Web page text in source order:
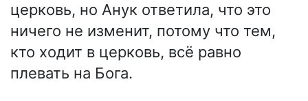
церковь, но Анук ответила, что это
ничего не изменит, потому что тем,
кто ходит в церковь, всё равно
плевать на Бога.